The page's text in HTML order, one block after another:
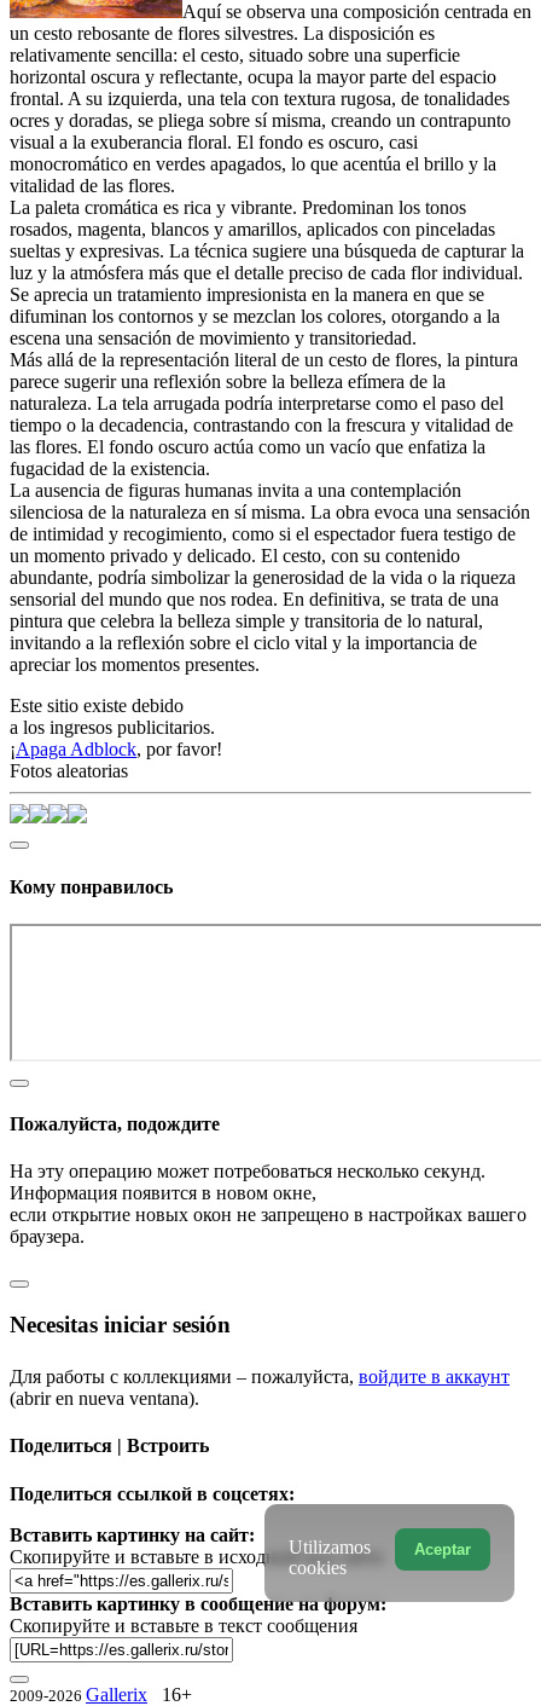
Aquí se observa una composición centrada en
un cesto rebosante de flores silvestres. La disposición es
relativamente sencilla: el cesto, situado sobre una superficie
horizontal oscura y reflectante, ocupa la mayor parte del espacio
frontal. A su izquierda, una tela con textura rugosa, de tonalidades
ocres y doradas, se pliega sobre sí misma, creando un contrapunto
visual a la exuberancia floral. El fondo es oscuro, casi
monocromático en verdes apagados, lo que acentúa el brillo y la
vitalidad de las flores.
La paleta cromática es rica y vibrante. Predominan los tonos
rosados, magenta, blancos y amarillos, aplicados con pinceladas
sueltas y expresivas. La técnica sugiere una búsqueda de capturar la
luz y la atmósfera más que el detalle preciso de cada flor individual.
Se aprecia un tratamiento impresionista en la manera en que se
difuminan los contornos y se mezclan los colores, otorgando a la
escena una sensación de movimiento y transitoriedad.
Más allá de la representación literal de un cesto de flores, la pintura
parece sugerir una reflexión sobre la belleza efímera de la
naturaleza. La tela arrugada podría interpretarse como el paso del
tiempo o la decadencia, contrastando con la frescura y vitalidad de
las flores. El fondo oscuro actúa como un vacío que enfatiza la
fugacidad de la existencia.
La ausencia de figuras humanas invita a una contemplación
silenciosa de la naturaleza en sí misma. La obra evoca una sensación
de intimidad y recogimiento, como si el espectador fuera testigo de
un momento privado y delicado. El cesto, con su contenido
abundante, podría simbolizar la generosidad de la vida o la riqueza
sensorial del mundo que nos rodea. En definitiva, se trata de una
pintura que celebra la belleza simple y transitoria de lo natural,
invitando a la reflexión sobre el ciclo vital y la importancia de
apreciar los momentos presentes.
Este sitio existe debido
a los ingresos publicitarios.
¡Apaga Adblock, por favor!
Fotos aleatorias
Кому понравилось
Пожалуйста, подождите
На эту операцию может потребоваться несколько секунд.
Информация появится в новом окне,
если открытие новых окон не запрещено в настройках вашего
браузера.
Necesitas iniciar sesión
Для работы с коллекциями – пожалуйста, войдите в аккаунт
(abrir en nueva ventana).
Поделиться | Встроить
Поделиться ссылкой в соцсетях:
Вставить картинку на сайт:
Скопируйте и вставьте в исходный код сайта
Вставить картинку в сообщение на форум:
Скопируйте и вставьте в текст сообщения
2009-2026 Gallerix 16+
Aceptar
Utilizamos
cookies